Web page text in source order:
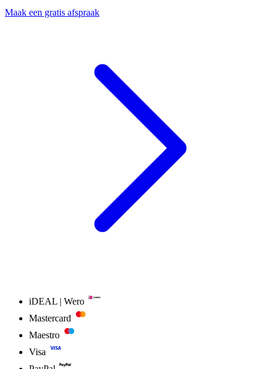
Maak een gratis afspraak
iDEAL | Wero
Mastercard
Maestro
Visa